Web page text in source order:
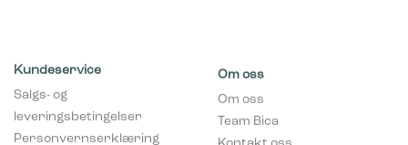
Kundeservice
Salgs- og
leveringsbetingelser
Personvernserklæring
Om oss
Om oss
Team Bica
Kontakt oss